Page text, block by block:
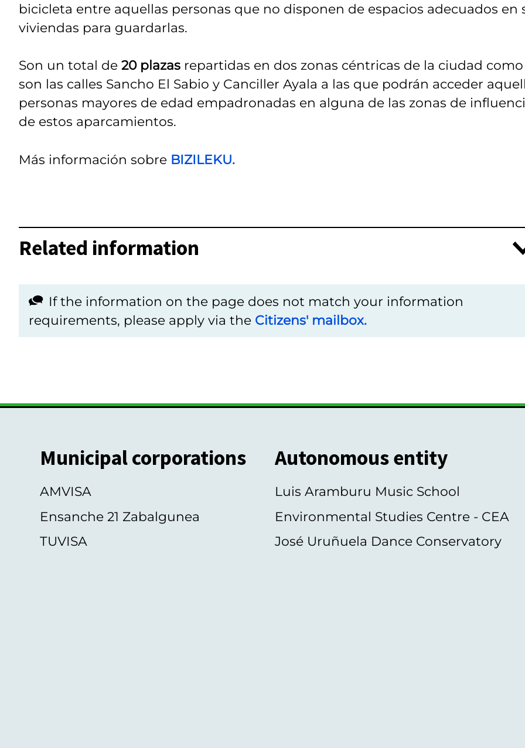
bicicleta entre aquellas personas que no disponen de espacios adecuados en
viviendas para guardarlas.
Son un total de 20 plazas repartidas en dos zonas céntricas de la ciudad como
son las calles Sancho El Sabio y Canciller Ayala a las que podrán acceder
personas mayores de edad empadronadas en alguna de las zonas de
de estos aparcamientos.
Más información sobre BIZILEKU.
Related information
If the information on the page does not match your information
requirements, please apply via the Citizens' mailbox.
Municipal corporations
AMVISA
Ensanche 21 Zabalgunea
TUVISA
Autonomous entity
Luis Aramburu Music School
Environmental Studies Centre - CEA
José Uruñuela Dance Conservatory